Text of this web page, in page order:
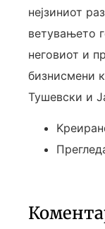
нејзиниот
ветувањето
неговиот и
бизнисмени
Тушевски и